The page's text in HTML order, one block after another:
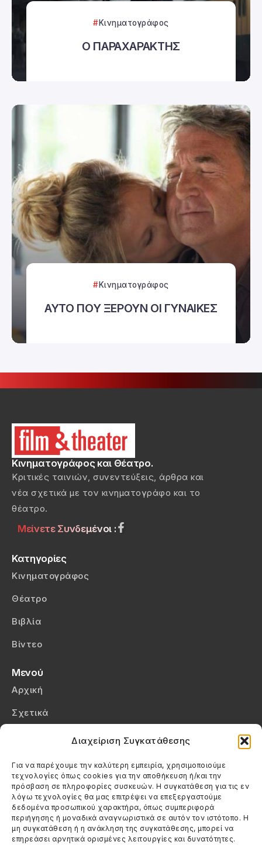
Διαχείριση Συγκατάθεσης
Για να παρέχουμε την καλύτερη εμπειρία, χρησιμοποιούμε
τεχνολογίες όπως cookies για την αποθήκευση ή/και την
πρόσβαση σε πληροφορίες συσκευών. Η συγκατάθεση για τις εν
λόγω τεχνολογίες θα μας επιτρέψει να επεξεργαστούμε
δεδομένα προσωπικού χαρακτήρα, όπως συμπεριφορά
περιήγησης ή μοναδικά αναγνωριστικά σε αυτόν τον ιστότοπο. Η
μη συγκατάθεση ή η ανάκληση της συγκατάθεσης, μπορεί να
επηρεάσει αρνητικά ορισμένες λειτουργίες και δυνατότητες.
Κινηματογράφος
Ο ΠΑΡΑΧΑΡΑΚΤΗΣ
Κινηματογράφος
ΑΥΤΟ ΠΟΥ ΞΕΡΟΥΝ ΟΙ ΓΥΝΑΙΚΕΣ
Κινηματογράφος και Θέατρο.
Κριτικές ταινιών, συνεντεύξεις, άρθρα και
νέα σχετικά με τον κινηματογράφο και το
θέατρο.
Μείνετε Συνδεμένοι :
Κατηγορίες
Κινηματογράφος
Θέατρο
Βιβλία
Βίντεο
Μενού
Αρχική
Σχετικά
Πολιτική Cookies (ΕΕ)
Στοιχεία Επικοινωνίας
Καλεσέ μας
(+30) 6974123481